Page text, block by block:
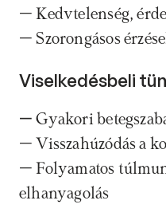
– Kedvtelenség,
– Szorongásos
Viselkedésbeli
– Gyakori
– Visszahúzódás a
– Folyamatos
elhanyagolás